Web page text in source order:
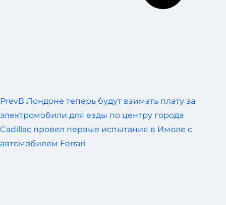
PrevВ Лондоне теперь будут взимать плату за
электромобили для езды по центру города
Cadillac провел первые испытания в Имоле с
автомобилем Ferrari